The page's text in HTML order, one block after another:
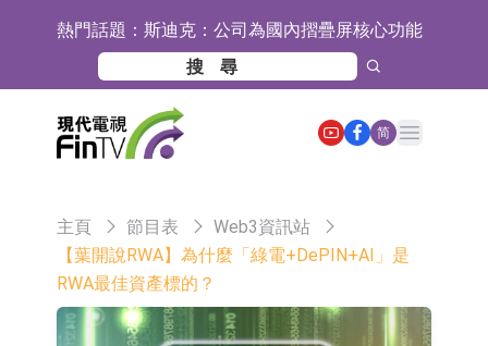
熱門話題： 斯迪克：公司為國內摺疊屏核心功能
材料供應商
恒瑞醫藥：公司已在中國獲批上市26
款1類創新藥、6款2類新藥
聚辰股份：公司VPD芯片已順利通過
目標客戶的測試認證
上期所：7月份對11個實際控制關系
江總部物業服務項目
亞太股份：公司是零跑汽車和
Stellantis集團的供應商
理工雷科面向邊緣AI場景推出"山
海"系列智算模組 系列產品基於國產
【異動股】醫療研發外包板塊拉升，
简
Open main menu
主頁 節目表
Web3資訊站
【葉開說RWA】為什麼「綠電+DePIN+AI」是
RWA最佳資產標的？